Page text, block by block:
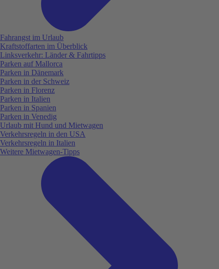
Fahrangst im Urlaub
Kraftstoffarten im Überblick
Linksverkehr: Länder & Fahrtipps
Parken auf Mallorca
Parken in Dänemark
Parken in der Schweiz
Parken in Florenz
Parken in Italien
Parken in Spanien
Parken in Venedig
Urlaub mit Hund und Mietwagen
Verkehrsregeln in den USA
Verkehrsregeln in Italien
Weitere Mietwagen-Tipps